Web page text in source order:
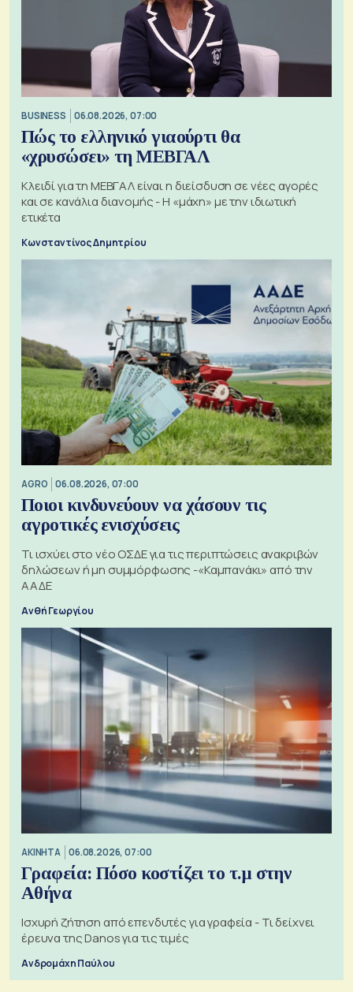
BUSINESS 06.08.2026, 07:00
Πώς το ελληνικό γιαούρτι θα
«χρυσώσει» τη ΜΕΒΓΑΛ
Κλειδί για τη ΜΕΒΓΑΛ είναι η διείσδυση σε νέες αγορές
και σε κανάλια διανομής - Η «μάχη» με την ιδιωτική
ετικέτα
Κωνσταντίνος Δημητρίου
AGRO 06.08.2026, 07:00
Ποιοι κινδυνεύουν να χάσουν τις
αγροτικές ενισχύσεις
Τι ισχύει στο νέο ΟΣΔΕ για τις περιπτώσεις ανακριβών
δηλώσεων ή μη συμμόρφωσης -«Καμπανάκι» από την
ΑΑΔΕ
Ανθή Γεωργίου
ΑΚΙΝΗΤΑ 06.08.2026, 07:00
Γραφεία: Πόσο κοστίζει το τ.μ στην
Αθήνα
Ισχυρή ζήτηση από επενδυτές για γραφεία - Τι δείχνει
έρευνα της Danos για τις τιμές
Ανδρομάχη Παύλου